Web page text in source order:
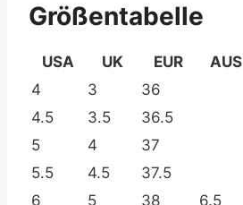
Größentabelle
USA UK EUR AUS
4
3
36
4.5
3.5
36.5
5
4
37
5.5
4.5
37.5
6
5 38 6.5